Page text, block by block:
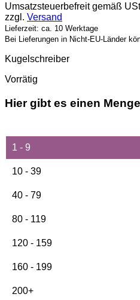
war:
2,50 €
ist:
1,90 €.
Umsatzsteuerbefreit gemäß
zzgl. Versand
Lieferzeit: ca. 10 Werktage
Bei Lieferungen in Nicht-EU-Länder
Kugelschreiber
Vorrätig
Hier gibt es einen
1 - 9
10 - 39
40 - 79
80 - 119
120 - 159
160 - 199
200+